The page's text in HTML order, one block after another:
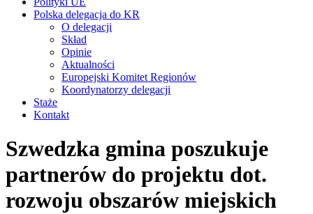
Polska delegacja do KR
O delegacji
Skład
Opinie
Aktualności
Europejski Komitet Regionów
Koordynatorzy delegacji
Staże
Kontakt
Szwedzka gmina poszukuje
partnerów do projektu dot.
rozwoju obszarów miejskich